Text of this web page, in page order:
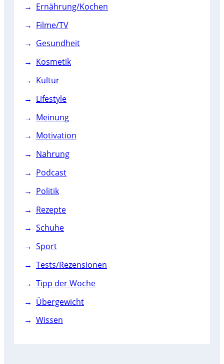
Ernährung/Kochen
Filme/TV
Gesundheit
Kosmetik
Kultur
Lifestyle
Meinung
Motivation
Nahrung
Podcast
Politik
Rezepte
Schuhe
Sport
Tests/Rezensionen
Tipp der Woche
Übergewicht
Wissen